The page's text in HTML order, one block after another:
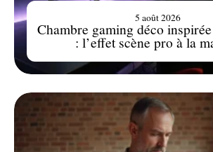
Chambre gaming déco
: l’effet scène pro à la
5 août 2026